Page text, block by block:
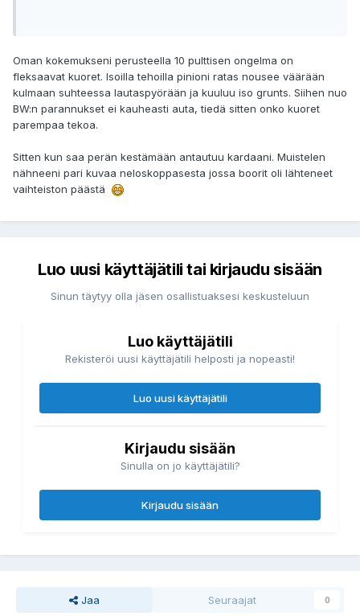
Oman kokemukseni perusteella 10 pulttisen ongelma on
fleksaavat kuoret. Isoilla tehoilla pinioni ratas nousee väärään
kulmaan suhteessa lautaspyörään ja kuuluu iso grunts. Siihen nuo
BW:n parannukset ei kauheasti auta, tiedä sitten onko kuoret
parempaa tekoa.
Sitten kun saa perän kestämään antautuu kardaani. Muistelen
nähneeni pari kuvaa neloskoppasesta jossa boorit oli lähteneet
vaihteiston päästä
Luo uusi käyttäjätili tai kirjaudu sisään
Sinun täytyy olla jäsen osallistuaksesi keskusteluun
Luo käyttäjätili
Rekisteröi uusi käyttäjätili helposti ja nopeasti!
Luo uusi käyttäjätili
Kirjaudu sisään
Sinulla on jo käyttäjätili?
Kirjaudu sisään
Jaa Seuraajat 0